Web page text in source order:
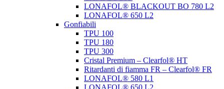
LONAFOL® BLACKOUT BO 780 L2
LONAFOL® 650 L2
Gonfiabili
TPU 100
TPU 180
TPU 300
Cristal Premium – Clearfol® HT
Ritardanti di fiamma FR – Clearfol® FR
LONAFOL® 580 L1
LONAFOL® 650 L2